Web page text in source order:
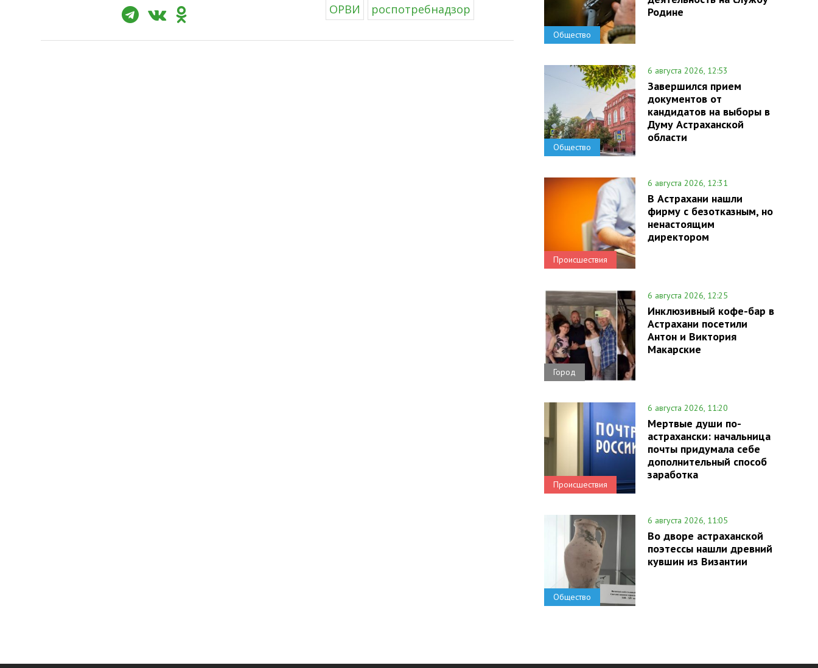
ОРВИ
роспотребнадзор
Общество
Родине
Общество
6 августа 2026, 12:53
Завершился прием
документов от
кандидатов на выборы в
Думу Астраханской
области
Происшествия
6 августа 2026, 12:31
В Астрахани нашли
фирму с безотказным, но
ненастоящим
директором
Город
6 августа 2026, 12:25
Инклюзивный кофе-бар в
Астрахани посетили
Антон и Виктория
Макарские
Происшествия
6 августа 2026, 11:20
Мертвые души по-
астрахански: начальница
почты придумала себе
дополнительный способ
заработка
Общество
6 августа 2026, 11:05
Во дворе астраханской
поэтессы нашли древний
кувшин из Византии